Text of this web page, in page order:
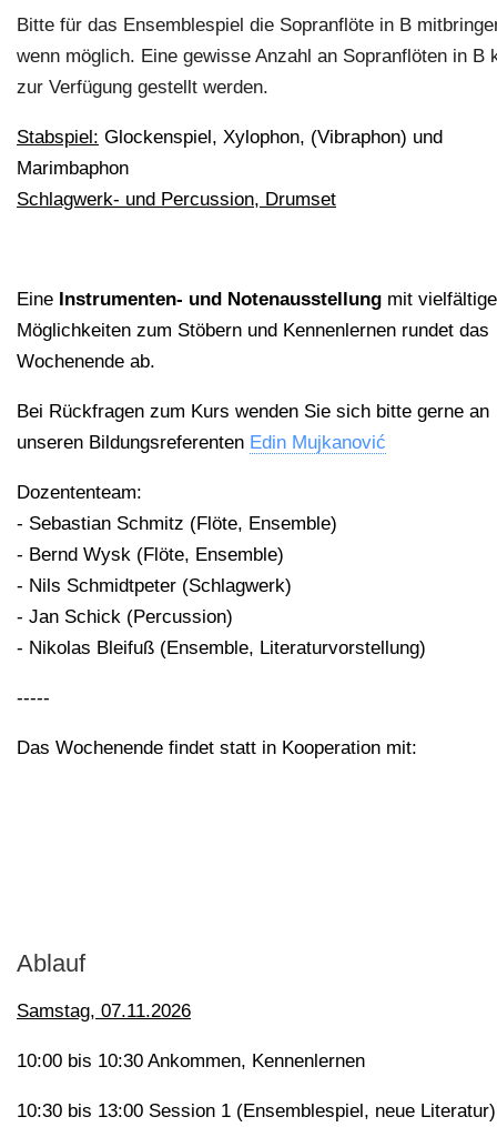
Bitte für das Ensemblespiel die Sopranflöte in B
wenn möglich. Eine gewisse Anzahl an Sopranflöten in B
zur Verfügung gestellt werden.
Stabspiel: Glockenspiel, Xylophon, (Vibraphon) und
Marimbaphon
Schlagwerk- und Percussion, Drumset
Eine Instrumenten- und Notenausstellung mit
Möglichkeiten zum Stöbern und Kennenlernen rundet das
Wochenende ab.
Bei Rückfragen zum Kurs wenden Sie sich bitte gerne an
unseren Bildungsreferenten Edin Mujkanović
Dozententeam:
- Sebastian Schmitz (Flöte, Ensemble)
- Bernd Wysk (Flöte, Ensemble)
- Nils Schmidtpeter (Schlagwerk)
- Jan Schick (Percussion)
- Nikolas Bleifuß (Ensemble, Literaturvorstellung)
-----
Das Wochenende findet statt in Kooperation mit:
Ablauf
Samstag, 07.11.2026
10:00 bis 10:30 Ankommen, Kennenlernen
10:30 bis 13:00 Session 1 (Ensemblespiel, neue Literatur)